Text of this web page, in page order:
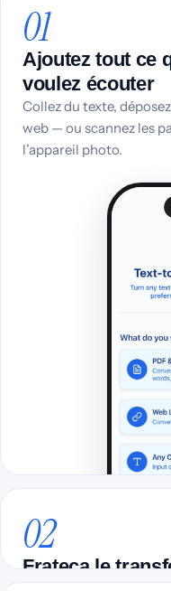
01
Ajoutez tout ce
voulez écouter
Collez du texte,
web — ou scannez les
l’appareil photo.
02
Frateca le